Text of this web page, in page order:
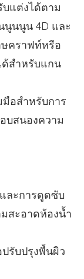
บแต่งได้ตาม
นูนนูน 4D และ
ษคราฟท์หรือ
ด้สำหรับแกน
มือสำหรับการ
บสนองความ
ละการดูดซับ
สะอาดห้องน้ำ
รับปรุงพื้นผิว